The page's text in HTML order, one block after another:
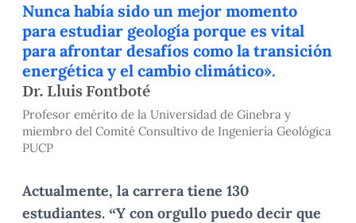
Nunca había sido un mejor momento
para estudiar geología porque es vital
para afrontar desafíos como la transición
energética y el cambio climático».
Dr. Lluis Fontboté
Profesor emérito de la Universidad de Ginebra y
miembro del Comité Consultivo de Ingeniería Geológica
PUCP
Actualmente, la carrera tiene 130
estudiantes. “Y con orgullo puedo decir que